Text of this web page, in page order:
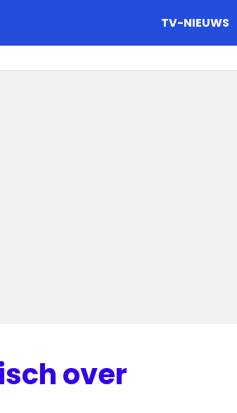
TV-NIEUWS
over